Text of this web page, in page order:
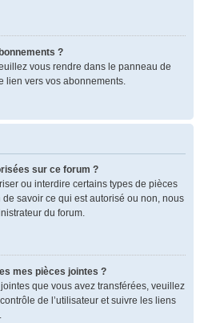
?
vous rendre dans le panneau de
lien vers vos abonnements.
sur ce forum ?
ou interdire certains types de pièces
de savoir ce qui est autorisé ou non, nous
du forum.
mes pièces jointes ?
que vous avez transférées, veuillez
de l’utilisateur et suivre les liens